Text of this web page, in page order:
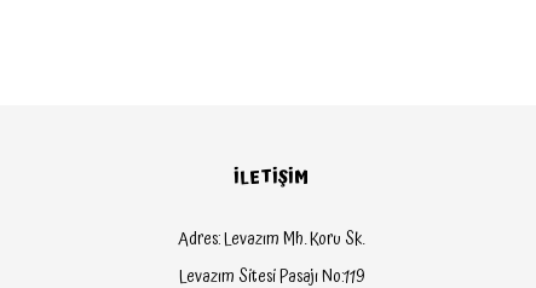
İLETİŞİM
Adres: Levazım Mh. Koru Sk.
Levazım Sitesi Pasajı No:119